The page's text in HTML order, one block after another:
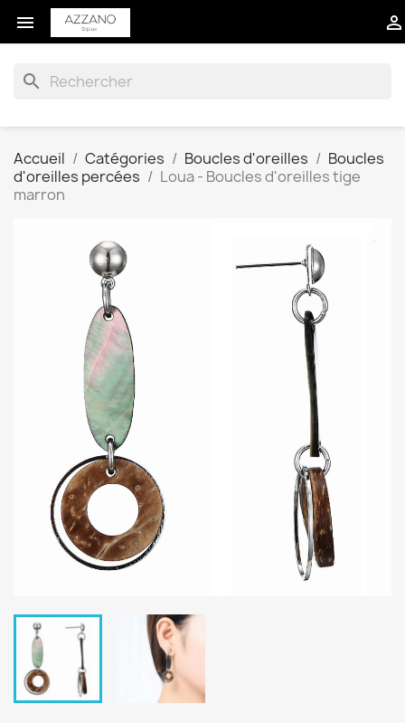
 
search
Accueil Catégories Boucles d'oreilles
Boucles
d'oreilles percées
Loua - Boucles d'oreilles tige
marron